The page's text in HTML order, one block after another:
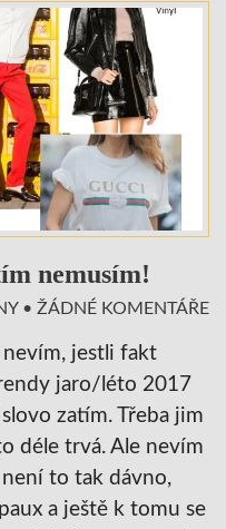
nemusím!
• ŽÁDNÉ KOMENTÁŘE
jestli fakt
jaro/léto 2017
zatím. Třeba jim
déle trvá. Ale nevím
to tak dávno,
a ještě k tomu se